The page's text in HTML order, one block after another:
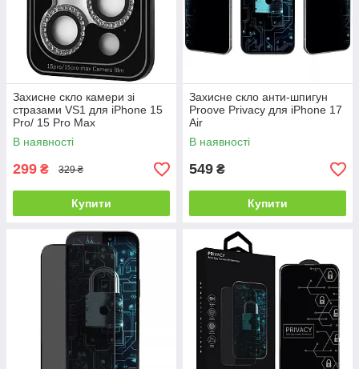
Захисне скло камери зі
стразами VS1 для iPhone 15
Pro/ 15 Pro Max
В наявності
299 ₴ 329 ₴
Купити
Захисне скло анти-шпигун
Proove Privacy для iPhone 17
Air
В наявності
549 ₴
Купити